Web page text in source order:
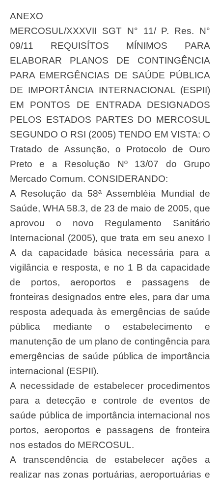
ANEXO
MERCOSUL/XXXVII SGT N° 11/ P. Res. N°
09/11 REQUISÍTOS MÍNIMOS PARA
ELABORAR PLANOS DE CONTINGÊNCIA
PARA EMERGÊNCIAS DE SAÚDE PÚBLICA
DE IMPORTÂNCIA INTERNACIONAL (ESPII)
EM PONTOS DE ENTRADA DESIGNADOS
PELOS ESTADOS PARTES DO MERCOSUL
SEGUNDO O RSI (2005) TENDO EM VISTA: O
Tratado de Assunção, o Protocolo de Ouro
Preto e a Resolução Nº 13/07 do Grupo
Mercado Comum. CONSIDERANDO:
A Resolução da 58ª Assembléia Mundial de
Saúde, WHA 58.3, de 23 de maio de 2005, que
aprovou o novo Regulamento Sanitário
Internacional (2005), que trata em seu anexo I
A da capacidade básica necessária para a
vigilância e resposta, e no 1 B da capacidade
de portos, aeroportos e passagens de
fronteiras designados entre eles, para dar uma
resposta adequada às emergências de saúde
pública mediante o estabelecimento e
manutenção de um plano de contingência para
emergências de saúde pública de importância
internacional (ESPII).
A necessidade de estabelecer procedimentos
para a detecção e controle de eventos de
saúde pública de importância internacional nos
portos, aeroportos e passagens de fronteira
nos estados do MERCOSUL.
A transcendência de estabelecer ações a
realizar nas zonas portuárias, aeroportuárias e